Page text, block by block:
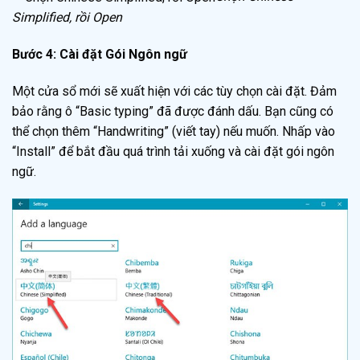
Simplified, rồi Open
Bước 4: Cài đặt Gói Ngôn ngữ
Một cửa sổ mới sẽ xuất hiện với các tùy chọn cài đặt. Đảm
bảo rằng ô “Basic typing” đã được đánh dấu. Bạn cũng có
thể chọn thêm “Handwriting” (viết tay) nếu muốn. Nhấp vào
“Install” để bắt đầu quá trình tải xuống và cài đặt gói ngôn
ngữ.